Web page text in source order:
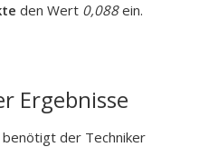
den Wert 0,088ein.
Ergebnisse
der Techniker